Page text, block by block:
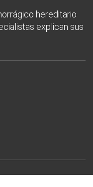
hereditario
explican sus